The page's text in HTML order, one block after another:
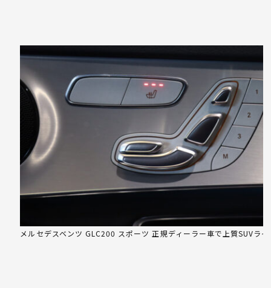
メルセデスベンツ GLC200 スポーツ 正規ディーラー車で上質SUVラ